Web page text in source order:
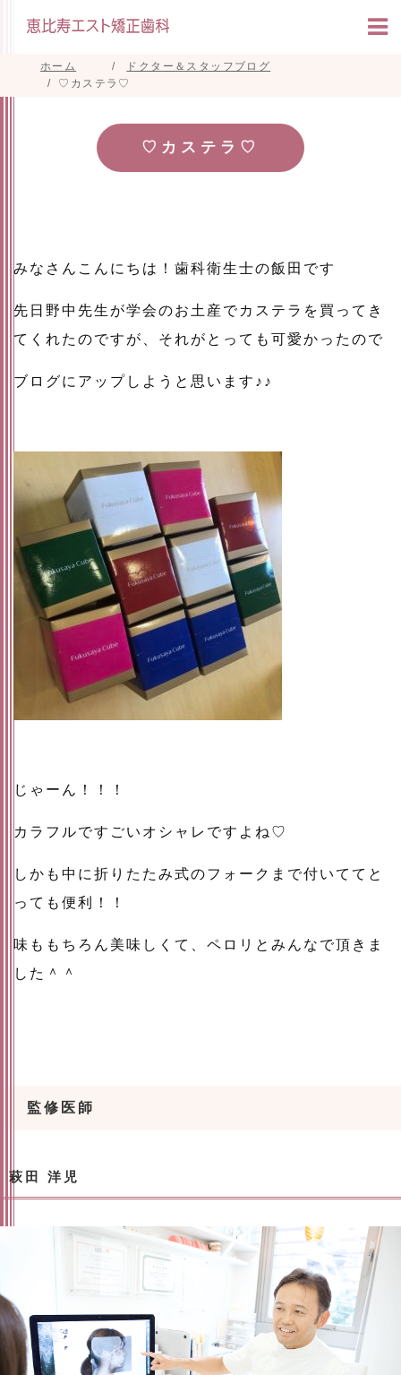
ホーム
ドクター＆スタッフブログ
♡カステラ♡
♡カステラ♡
みなさんこんにちは！歯科衛生士の飯田です
先日野中先生が学会のお土産でカステラを買ってき
てくれたのですが、それがとっても可愛かったので
ブログにアップしようと思います♪♪
じゃーん！！！
カラフルですごいオシャレですよね♡
しかも中に折りたたみ式のフォークまで付いててと
っても便利！！
味ももちろん美味しくて、ペロリとみんなで頂きま
した＾＾
監修医師
萩田 洋児